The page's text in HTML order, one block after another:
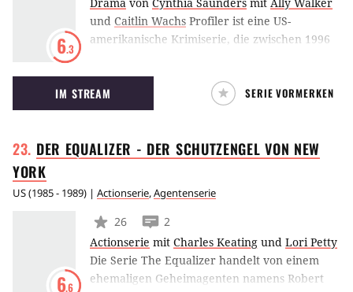
6.3
und Caitlin Wachs Profiler ist eine US-
amerikanische Krimiserie, die zwischen 1996
Geschichte dreht sich um die Psychologin Sam
Waters, die beim FBI arbeitet und Täterprofile
erstellt. Anhand dieser können gefährliche
über eine besondere Fähigkeit: Sie kann die
IM STREAM SERIE VORMERKEN
DER EQUALIZER - DER SCHUTZENGEL VON NEW
YORK
US(1985 - 1989) | Actionserie,Agentenserie
6.6
26
2
Actionserie mit Charles Keating und Lori Petty
Die Serie The Equalizer handelt von einem
ehemaligen Geheimagenten namens Robert